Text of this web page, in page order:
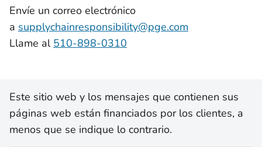
Envíe un correo electrónico
a supplychainresponsibility@pge.com
Llame al 510-898-0310
Este sitio web y los mensajes que contienen sus
páginas web están financiados por los clientes, a
menos que se indique lo contrario.